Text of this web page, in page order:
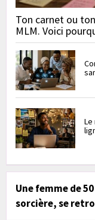
Ton carnet ou
MLM. Voici
Le
Une femme de
sorcière, se